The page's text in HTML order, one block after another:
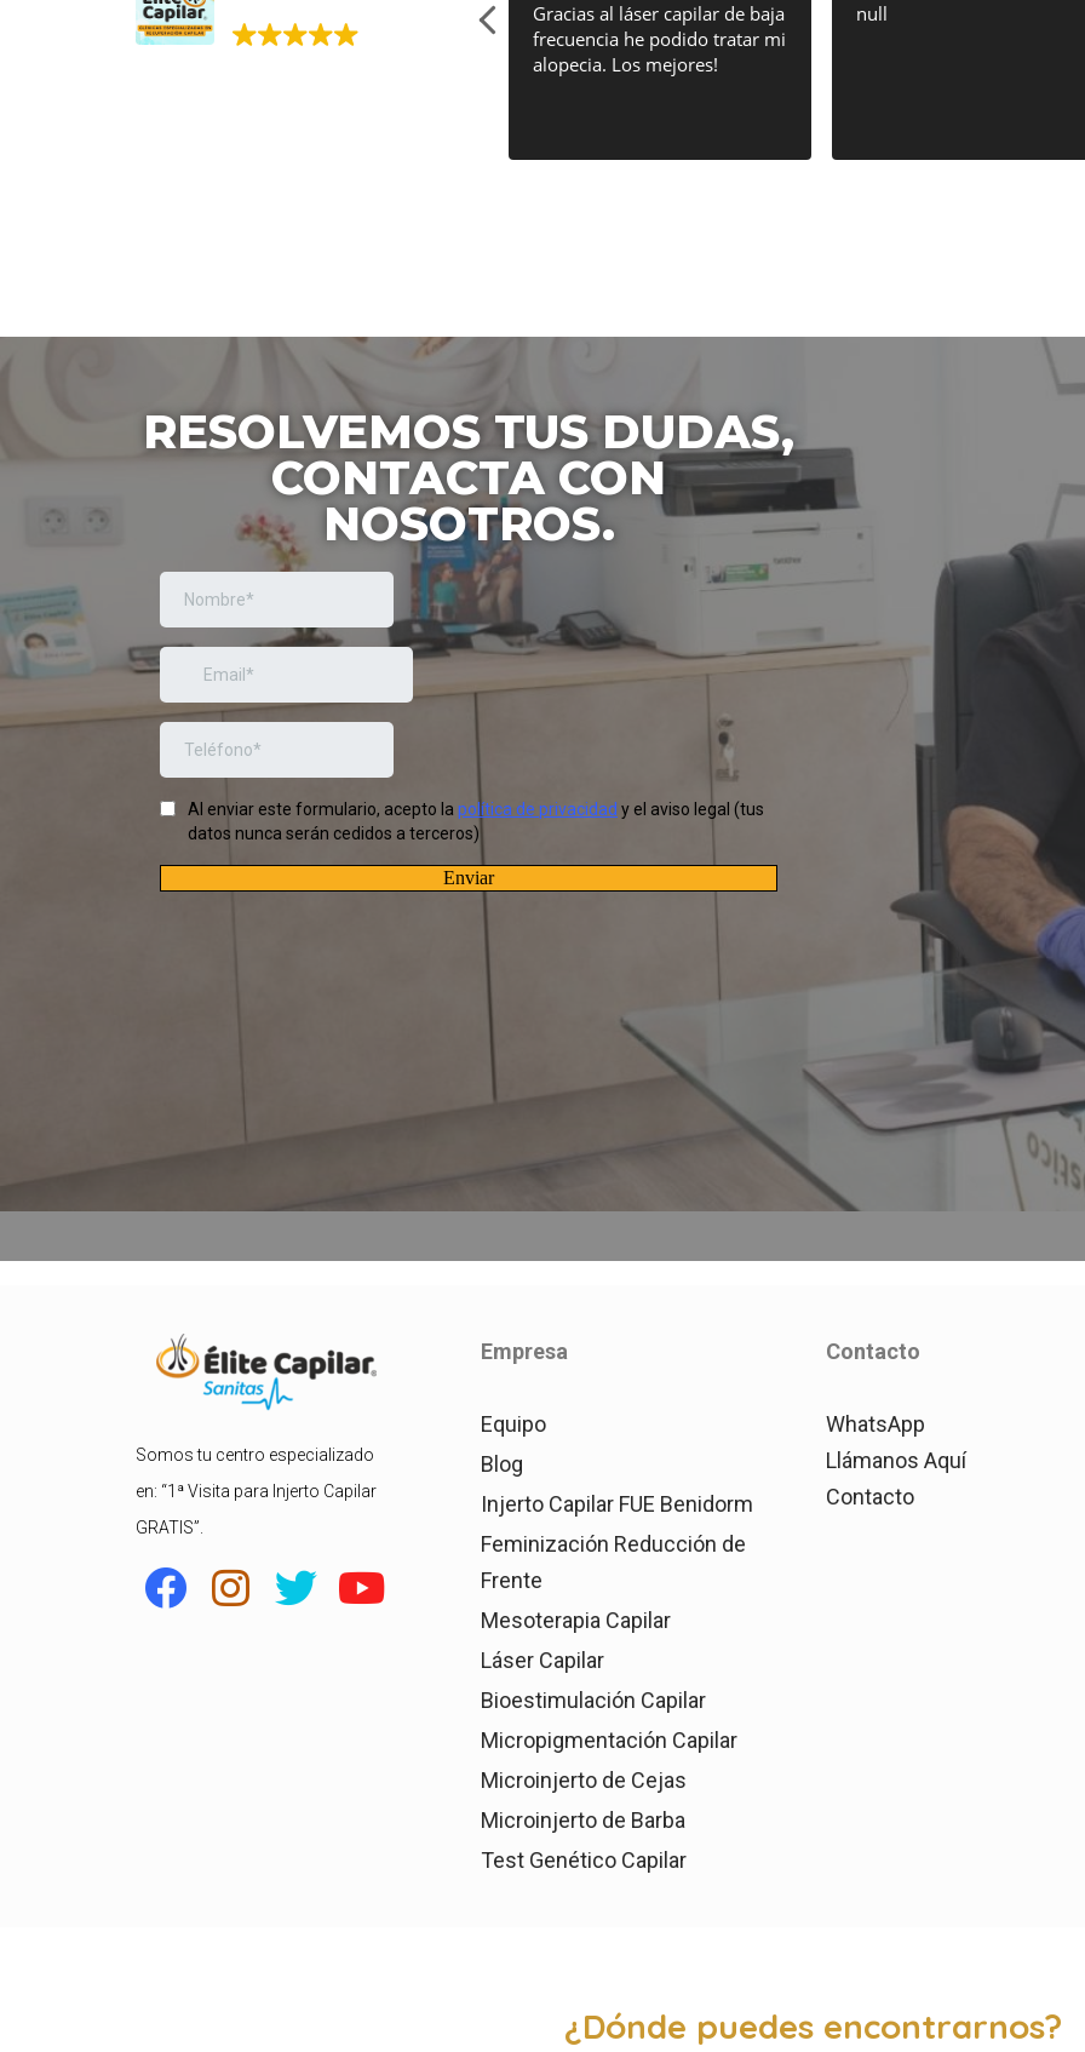
Gracias al láser capilar de baja
frecuencia he podido tratar mi
alopecia. Los mejores!
null
RESOLVEMOS TUS DUDAS,
CONTACTA CON
NOSOTROS.
Somos tu centro especializado
en: “1ª Visita para Injerto Capilar
GRATIS”.
Empresa
Equipo
Blog
Injerto Capilar FUE Benidorm
Feminización Reducción de
Frente
Mesoterapia Capilar
Láser Capilar
Bioestimulación Capilar
Micropigmentación Capilar
Microinjerto de Cejas
Microinjerto de Barba
Test Genético Capilar
Contacto
WhatsApp
Llámanos Aquí
Contacto
¿Dónde puedes encontrarnos?